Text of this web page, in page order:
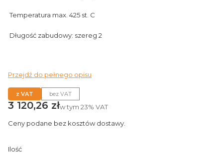
Temperatura max. 425 st. C
Długość zabudowy: szereg 2
Przejdź do pełnego opisu
z VAT bez VAT
Cena
3 120,26 złw tym 23% VAT
Ceny podane bez kosztów dostawy.
Ilość